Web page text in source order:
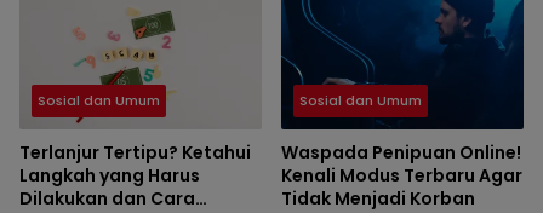
Sosial dan Umum
Terlanjur Tertipu? Ketahui
Langkah yang Harus
Dilakukan dan Cara
Sosial dan Umum
Waspada Penipuan Online!
Kenali Modus Terbaru Agar
Tidak Menjadi Korban